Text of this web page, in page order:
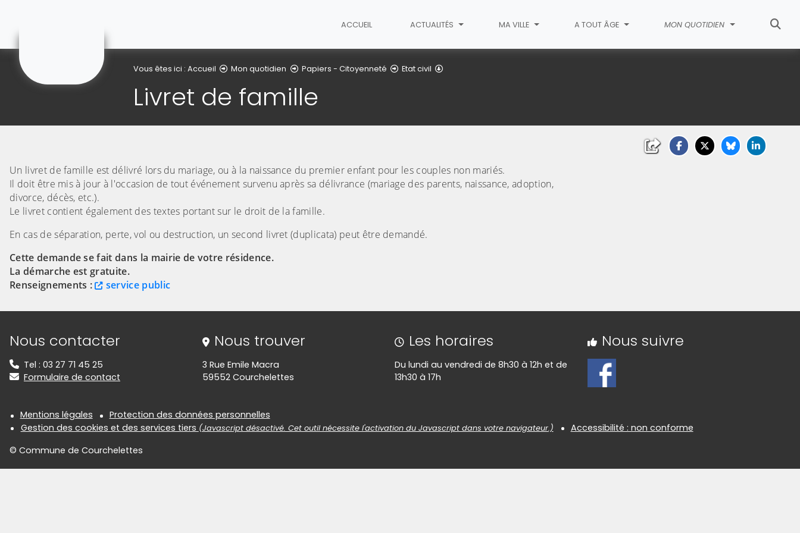
ACCUEIL ACTUALITÉS MA VILLE A TOUT ÂGE MON QUOTIDIEN
Vous êtes ici : Accueil Mon quotidien Papiers - Citoyenneté Etat civil
Livret de famille
Un livret de famille est délivré lors du mariage, ou à la naissance du premier enfant pour les couples non mariés.
Il doit être mis à jour à l'occasion de tout événement survenu après sa délivrance (mariage des parents, naissance, adoption,
divorce, décès, etc.).
Le livret contient également des textes portant sur le droit de la famille.
En cas de séparation, perte, vol ou destruction, un second livret (duplicata) peut être demandé.
Cette demande se fait dans la mairie de votre résidence.
La démarche est gratuite.
Renseignements :
service public
Informations de contact
Nous contacter
Tel : 03 27 71 45 25
Formulaire de contact
Nous trouver
3 Rue Emile Macra
59552 Courchelettes
Les horaires
Du lundi au vendredi de 8h30 à 12h et de
13h30 à 17h
Nous suivre
Informations réglementaires
Mentions légales
Protection des données personnelles
Gestion des cookies et des services tiers (Javascript désactivé. Cet outil nécessite l'activation du Javascript dans votre navigateur.)
Accessibilité : non conforme
© Commune de Courchelettes